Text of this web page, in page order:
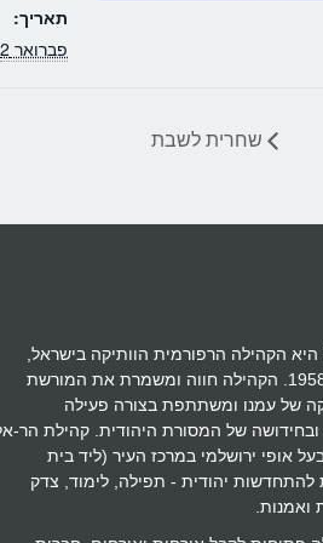
תאריך:
פברואר 2
שחרית לשבת
הקהילה הרפורמית הוותיקה בישראל,
נוסדה בשנת 1958. הקהילה חווה ומשמרת את המורשת
של עמנו ומשתתפת בצורה פעילה
של המסורת היהודית. קהילת הר-
אופי ירושלמי במרכז העיר (ליד בית
להתחדשות יהודית - תפילה, לימוד, צדק
ואמנות.